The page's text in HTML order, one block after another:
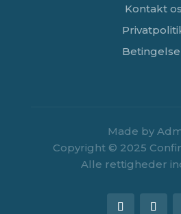
Kontakt os
Made by
Copyright © 2025
Alle rettigheder